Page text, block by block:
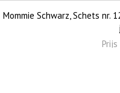
Mommie Schwarz, Schets nr.